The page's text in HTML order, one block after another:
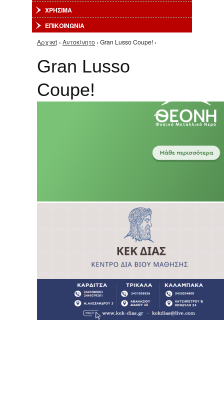
ΧΡΗΣΙΜΑ
ΕΠΙΚΟΙΝΩΝΙΑ
Είστε εδώ
Αρχική › Αυτοκίνητο › Gran Lusso Coupe! ›
Gran Lusso
Coupe!